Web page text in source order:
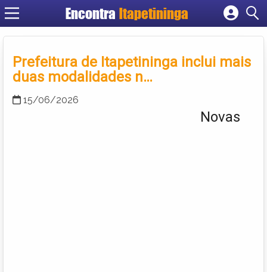
Encontra Itapetininga
Cadastrar empresa
Criar conta
Prefeitura de Itapetininga inclui mais
duas modalidades n…
15/06/2026
Novas